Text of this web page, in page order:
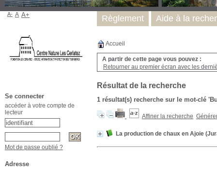
Accueil
A partir de cette page vous pouvez :
Retourner au premier écran avec les
Résultat de la recherche
1 résultat(s) recherche sur le mot-clé
Affiner la recherche
La production de chaux en Ajoie
Règlement Aide à la
A- A A+
Se connecter
accéder à votre compte de
lecteur
Mot de passe oublié ?
Adresse